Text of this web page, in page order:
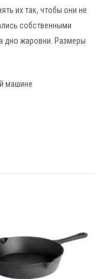
их так, чтобы они не
собственными
дно жаровни. Размеры
машине